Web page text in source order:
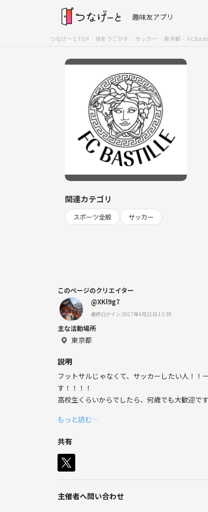
趣味友アプリ
つなげーとTOP 体をうごかす サッカー 東京都 FC
関連カテゴリ
スポーツ全般 サッカー
このページのクリエイター
@XKl9g7
最終ログイン:2017年4月21日 13:39
主な活動場所
東京都
説明
フットサルじゃなくて、サッカーしたい人！
す！！！！
高校生くらいからでしたら、何歳でも大歓迎です
練習をして、リーグ戦目指して頑張りたいと思い
活動場所は、主に京王線沿いのグラウンドを借
まずはお気軽にご連絡ください！！
もっと読む…
共有
主催者へ問い合わせ